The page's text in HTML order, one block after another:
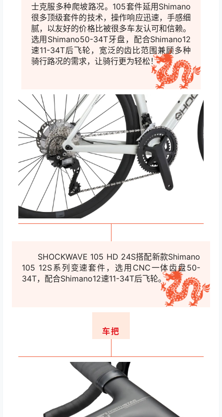
质的12速机械变速系统，为公路骑行注入新的
活力。符合人体工程学设计的双控手柄可适应
多种手型，而驱动系统低于1:1的齿数比可助骑
士克服多种爬坡路况。105套件延用Shimano
很多顶级套件的技术，操作响应迅速，手感细
腻，以友好的价格比被很多车友认可和信赖。
选用Shimano50-34T牙盘，配合Shimano12
速11-34T后飞轮，宽泛的齿比范围兼顾多种
骑行路况的需求，让骑行更为轻松！
SHOCKWAVE 105 HD 24S搭配新款Shimano
选用CNC一体齿盘50-
34T，配合Shimano12速11-34T后飞轮。
车把